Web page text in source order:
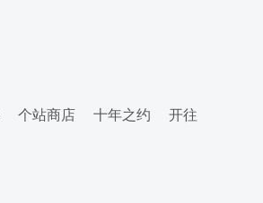
个站商店 十年之约 开往